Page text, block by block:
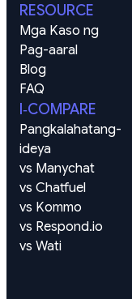
RESOURCE
Mga Kaso ng
Pag-aaral
Blog
FAQ
I‑COMPARE
Pangkalahatang-
ideya
vs Manychat
vs Chatfuel
vs Kommo
vs Respond.io
vs Wati